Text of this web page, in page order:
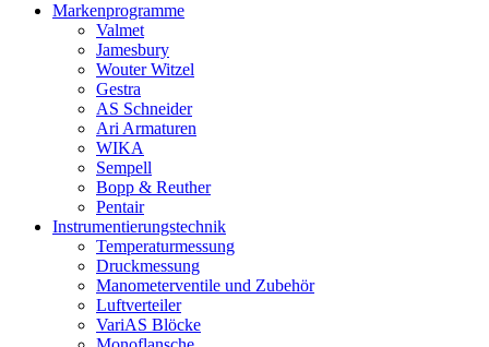
Markenprogramme
Valmet
Jamesbury
Wouter Witzel
Gestra
AS Schneider
Ari Armaturen
WIKA
Sempell
Bopp & Reuther
Pentair
Instrumentierungs­technik
Temperaturmessung
Druckmessung
Manometerventile und Zubehör
Luftverteiler
VariAS Blöcke